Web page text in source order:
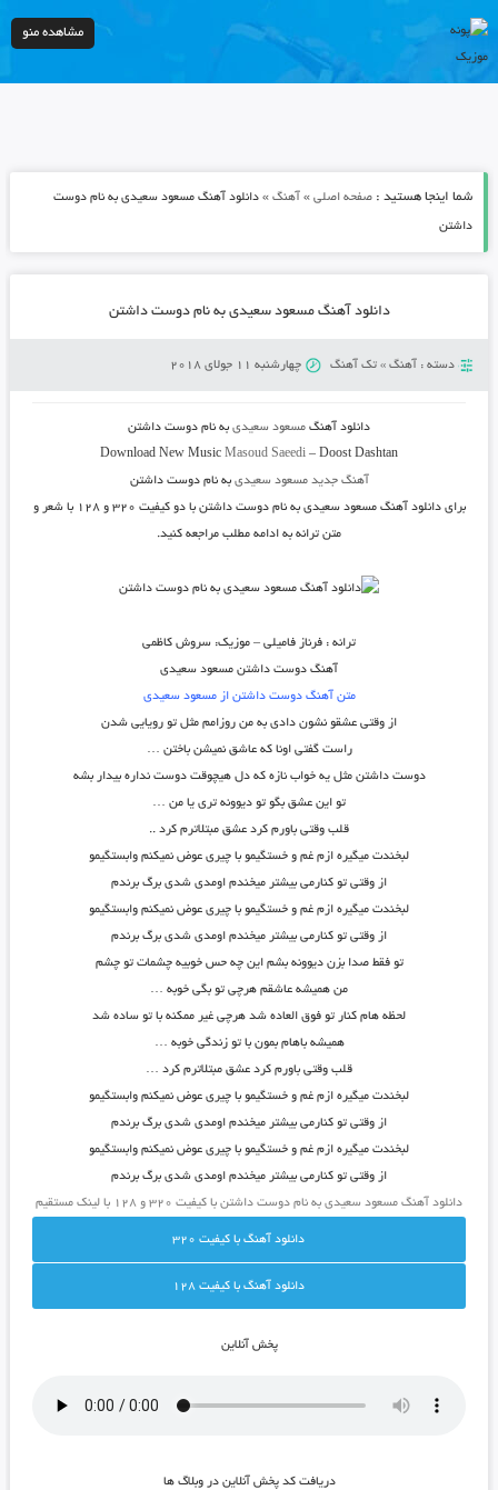
مشاهده منو
شما اینجا هستید : صفحه اصلی» آهنگ» دانلود آهنگ مسعود سعیدی به نام دوست
داشتن
دانلود آهنگ مسعود سعیدی به نام دوست داشتن
دسته : آهنگ» تک آهنگ چهارشنبه 11 جولای 2018
دانلود آهنگ مسعود سعیدیبه نام دوست داشتن
Download New MusicMasoud Saeedi –Doost Dashtan
آهنگ جدید مسعود سعیدی به نام دوست داشتن
برای دانلود آهنگ مسعود سعیدی به نام دوست داشتن
با دو کیفیت ۳۲۰ و ۱۲۸ با شعر و
متن ترانه به ادامه مطلب مراجعه کنید.
ترانه : فرناز فامیلی – موزیک: سروش کاظمی
آهنگ دوست داشتن مسعود سعیدی
متن آهنگ دوست داشتن از مسعود سعیدی
از وقتی عشقو نشون دادی به من روزامم مثل تو رویایی شدن
راست گفتی اونا که عاشق نمیشن باختن …
دوست داشتن مثل یه خواب نازه که دل هیچوقت دوست نداره بیدار بشه
تو این عشق بگو تو دیوونه تری یا من …
قلب وقتی باورم کرد عشق مبتلاترم کرد ..
لبخندت میگیره ازم غم و خستگیمو با چیری عوض نمیکنم وابستگیمو
از وقتی تو کنارمی بیشتر میخندم اومدی شدی برگ برندم
لبخندت میگیره ازم غم و خستگیمو با چیری عوض نمیکنم وابستگیمو
از وقتی تو کنارمی بیشتر میخندم اومدی شدی برگ برندم
تو فقط صدا بزن دیوونه بشم این چه حس خوبیه چشمات تو چشم
من همیشه عاشقم هرچی تو بگی خوبه …
لحظه هام کنار تو فوق العاده شد هرچی غیر ممکنه با تو ساده شد
همیشه باهام بمون با تو زندگی خوبه …
قلب وقتی باورم کرد عشق مبتلاترم کرد …
لبخندت میگیره ازم غم و خستگیمو با چیری عوض نمیکنم وابستگیمو
از وقتی تو کنارمی بیشتر میخندم اومدی شدی برگ برندم
لبخندت میگیره ازم غم و خستگیمو با چیری عوض نمیکنم وابستگیمو
از وقتی تو کنارمی بیشتر میخندم اومدی شدی برگ برندم
دانلود آهنگ مسعود سعیدی به نام دوست داشتن با کیفیت ۳۲۰ و ۱۲۸ با لینک مستقیم
دانلود آهنگ با کيفيت 320
دانلود آهنگ با کيفيت 128
پخش آنلاين
دريافت کد پخش آنلاين در وبلاگ ها